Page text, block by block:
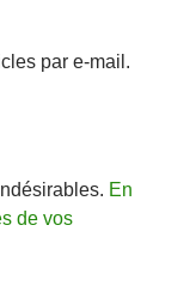
par e-mail.
En
de vos